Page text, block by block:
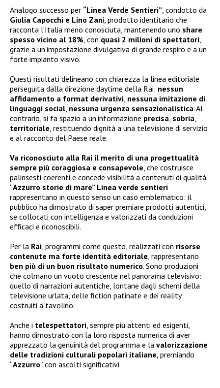
Analogo successo per “Linea Verde Sentieri” , condotto da
Giulia Capocchi e Lino Zani, prodotto identitario che
racconta l’Italia meno conosciuta, mantenendo uno share
spesso vicino al 18% , con quasi 2 milioni di spettatori
grazie a un’impostazione divulgativa di grande respiro e a un
forte impianto visivo.
Questi risultati delineano con chiarezza la linea editoriale
perseguita dalla direzione daytime della Rai: nessun
affidamento a format derivativi nessuna imitazione di
linguaggi social nessuna urgenza sensazionalistica. Al
contrario, si fa spazio a un’informazione precisa sobria
territoriale , restituendo dignità a una televisione di servizio
e al racconto del Paese reale.
Va riconosciuto alla Rai il merito di una progettualità
sempre più coraggiosa e consapevole , che costruisce
palinsesti coerenti e concede visibilità a contenuti di qualità.
“Azzurro storie di mare” Linea verde sentieri
rappresentano in questo senso un caso emblematico: il
pubblico ha dimostrato di saper premiare prodotti autentici,
se collocati con intelligenza e valorizzati da conduzioni
efficaci e riconoscibili.
Per la Rai , programmi come questo, realizzati con risorse
contenute ma forte identità editoriale , rappresentano
ben più di un buon risultato numerico. Sono produzioni
che colmano un vuoto crescente nel panorama televisivo:
quello di narrazioni autentiche, lontane dagli schemi della
televisione urlata, delle fiction patinate e dei reality
costruiti a tavolino.
Anche i telespettatori , sempre più attenti ed esigenti,
hanno dimostrato con la loro risposta numerica di aver
apprezzato la genuinità del programma e la valorizzazione
delle tradizioni culturali popolari italiane, premiando
“Azzurro” con ascolti significativi.